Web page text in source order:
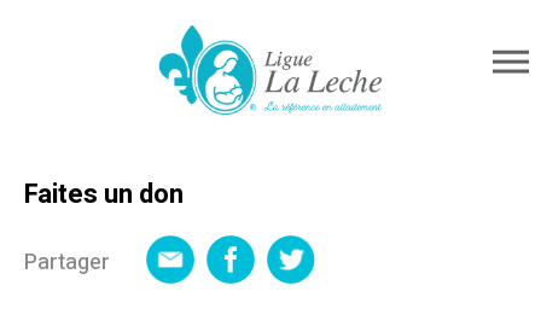
Faites un don
Partager